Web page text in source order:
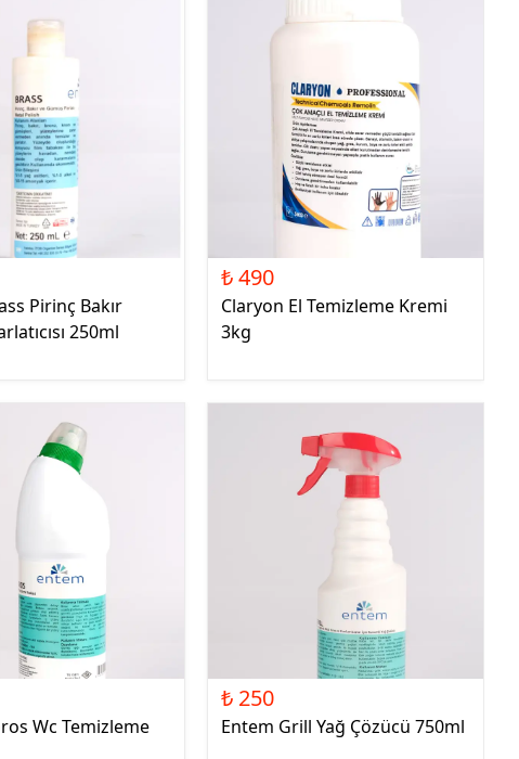
Pirinç Bakır
250ml
₺ 490
Claryon El Temizleme Kremi
3kg
Wc Temizleme
₺ 250
Entem Grill Yağ Çözücü 750ml